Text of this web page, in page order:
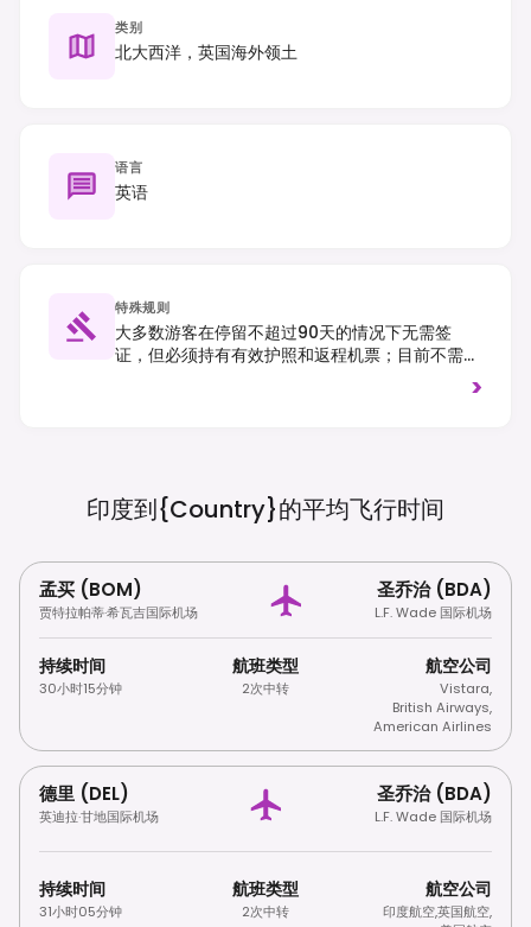
类别
北大西洋，英国海外领土
语言
英语
特殊规则
大多数游客在停留不超过90天的情况下无需签
证，但必须持有有效护照和返程机票；目前不需要
电子旅行授权。靠左行驶；游客不能租车，只能租>
印度到{country}的平均飞行时间
孟买 (BOM)
贾特拉帕蒂·希瓦吉国际机场
圣乔治 (BDA)
L.F. Wade 国际机场
持续时间
30小时15分钟
航班类型
2次中转
航空公司
Vistara,
British Airways,
American Airlines
德里 (DEL)
英迪拉·甘地国际机场
圣乔治 (BDA)
L.F. Wade 国际机场
持续时间
31小时05分钟
航班类型
2次中转
航空公司
印度航空,英国航空,